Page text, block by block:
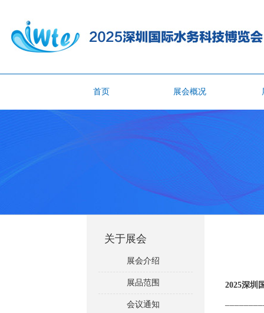
首页 展会概况
关于展会
展会介绍
展品范围
会议通知
2025深圳